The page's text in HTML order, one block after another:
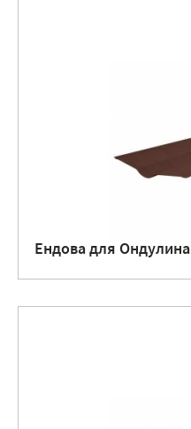
Ендова для Ондулина